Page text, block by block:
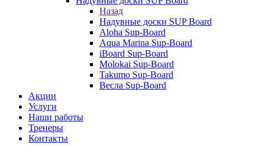
Назад
Надувные доски SUP Board
Aloha Sup-Board
Aqua Marina Sup-Board
iBoard Sup-Board
Molokai Sup-Board
Takumo Sup-Board
Весла Sup-Board
Акции
Услуги
Наши работы
Тренеры
Контакты